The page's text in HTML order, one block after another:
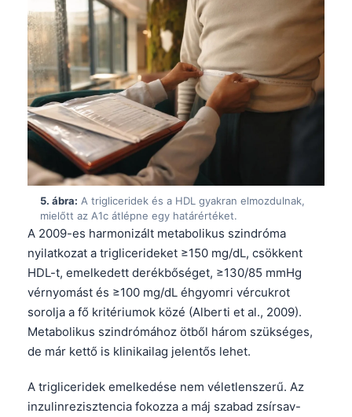
5. ábra: A trigliceridek és a HDL gyakran elmozdulnak,
mielőtt az A1c átlépne egy határértéket.
A 2009-es harmonizált metabolikus szindróma
nyilatkozat a triglicerideket ≥150 mg/dL, csökkent
HDL-t, emelkedett derékbőséget, ≥130/85 mmHg
vérnyomást és ≥100 mg/dL éhgyomri vércukrot
sorolja a fő kritériumok közé (Alberti et al., 2009).
Metabolikus szindrómához ötből három szükséges,
de már kettő is klinikailag jelentős lehet.
A trigliceridek emelkedése nem véletlenszerű. Az
inzulinrezisztencia fokozza a máj szabad zsírsav-
Gàidhlig
Occitan
العربية المغربية
Afrikaans
ພາສາລາວ
Basa Jawa
ئۇيغۇرچە
Кыргызча
Татар теле
Беларуская мова
Esperanto
Frysk
Ślōnskŏ gŏdka
Norsk bokmål